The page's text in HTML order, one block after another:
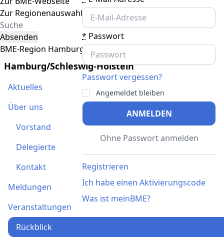
* Passwort
Passwort vergessen?
Angemeldet bleiben
ANMELDEN
Ohne Passwort anmelden
Registrieren
Ich habe einen Aktivierungscode
Was ist meinBME?
Zur Regionenauswahl
Absenden
BME-Region Hamburg/Schleswig-Holstein
Hamburg/Schleswig-Holstein
Aktuelles
Über uns
Vorstand
Delegierte
Kontakt
Meldungen
Veranstaltungen
Rückblick